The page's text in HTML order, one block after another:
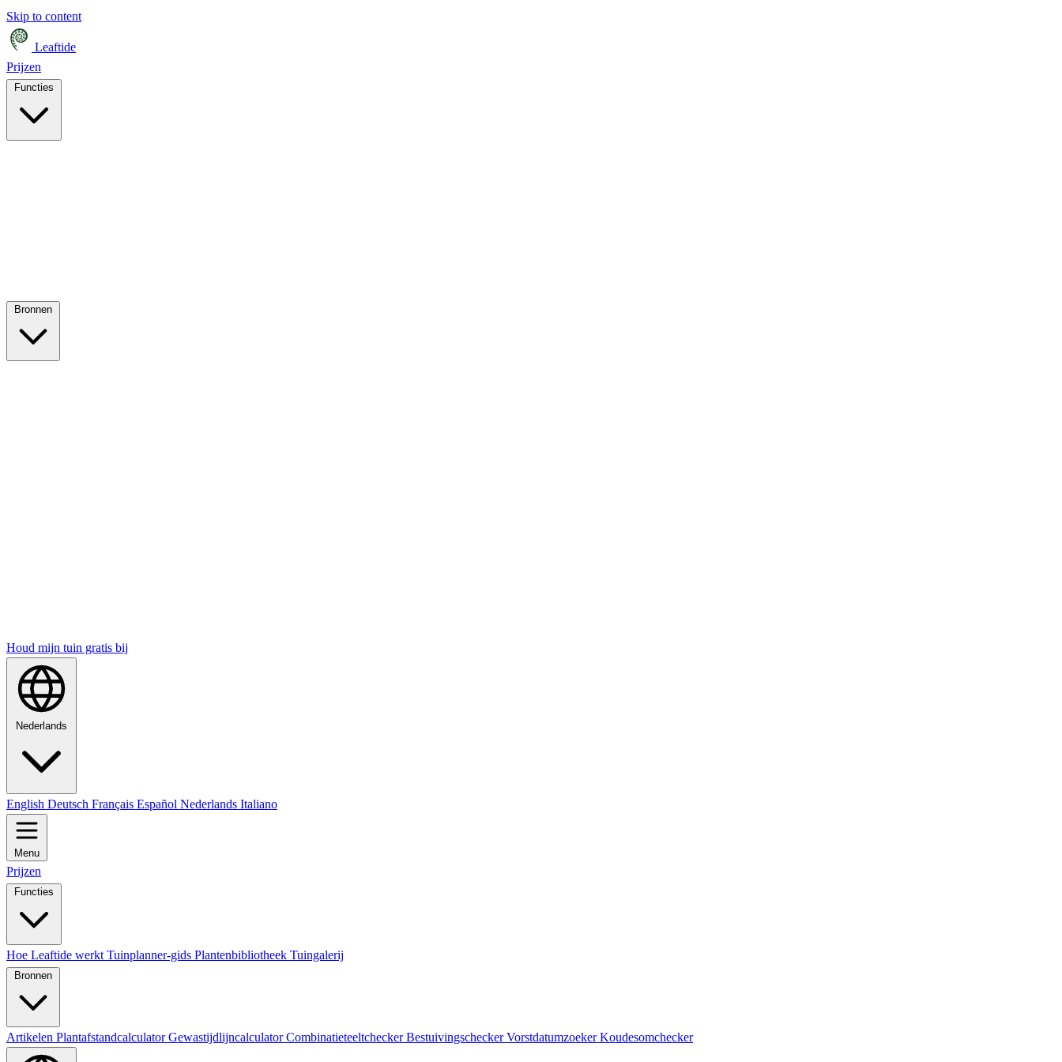
Skip to content
Leaftide
Prijzen
Houd mijn tuin gratis bij
Nederlands
English Deutsch Français Español Nederlands Italiano
Menu
Prijzen
Functies
Hoe Leaftide werkt Tuinplanner-gids Plantenbibliotheek Tuingalerij
Bronnen
Artikelen PlantafstandcalculatorGewastijdlijncalculatorCombinatieteeltcheckerBestuivingscheckerVorstdatumzoekerKoudesomchecker